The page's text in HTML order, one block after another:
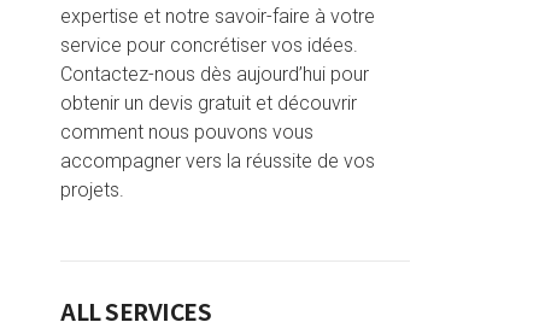
expertise et notre savoir-faire à votre
service pour concrétiser vos idées.
Contactez-nous dès aujourd’hui pour
obtenir un devis gratuit et découvrir
comment nous pouvons vous
accompagner vers la réussite de vos
projets.
ALL SERVICES